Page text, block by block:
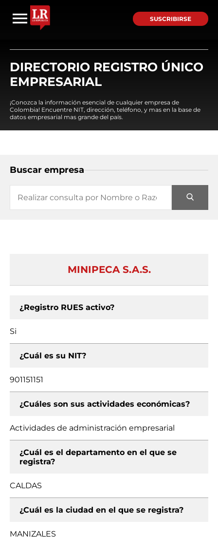
SUSCRIBIRSE
DIRECTORIO REGISTRO ÚNICO
EMPRESARIAL
¡Conozca la información esencial de cualquier empresa de
Colombia! Encuentre NIT, dirección, teléfono, y mas en la base de
datos empresarial mas grande del país.
Buscar empresa
MINIPECA S.A.S.
¿Registro RUES activo?
Si
¿Cuál es su NIT?
901151151
¿Cuáles son sus actividades económicas?
Actividades de administración empresarial
¿Cuál es el departamento en el que se
registra?
CALDAS
¿Cuál es la ciudad en el que se registra?
MANIZALES